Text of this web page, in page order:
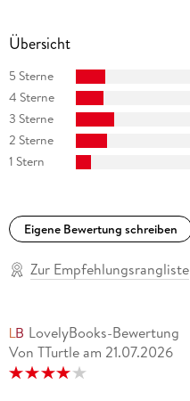
Übersicht
5 Sterne
4 Sterne
3 Sterne
2 Sterne
1 Stern
Eigene Bewertung schreiben
Zur Empfehlungsrangliste
LovelyBooks-Bewertung
Von TTurtle am 21.07.2026